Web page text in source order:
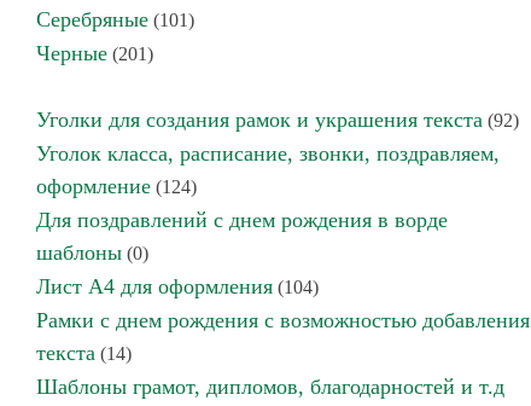
Серебряные (101)
Черные (201)
Уголки для создания рамок и украшения текста (92)
Уголок класса, расписание, звонки, поздравляем,
оформление (124)
Для поздравлений с днем рождения в ворде
шаблоны (0)
Лист А4 для оформления (104)
Рамки с днем рождения с возможностью добавления
текста (14)
Шаблоны грамот, дипломов, благодарностей и т.д